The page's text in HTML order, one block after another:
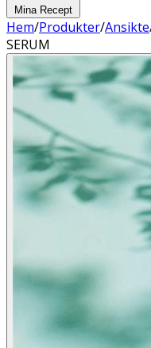
Mina Recept
Hem/Produkter/Ansikte
SERUM